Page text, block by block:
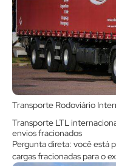
Transporte Rodoviário
Transporte LTL
envios fracionados
Pergunta direta: você está
cargas fracionadas para o